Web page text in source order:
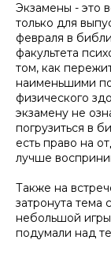
Экзамены - это
только для
февраля в
факультета
том, как
наименьшими
физического
экзамену не
погрузиться в
есть право на
лучше
Также на
затронута
небольшой
подумали над